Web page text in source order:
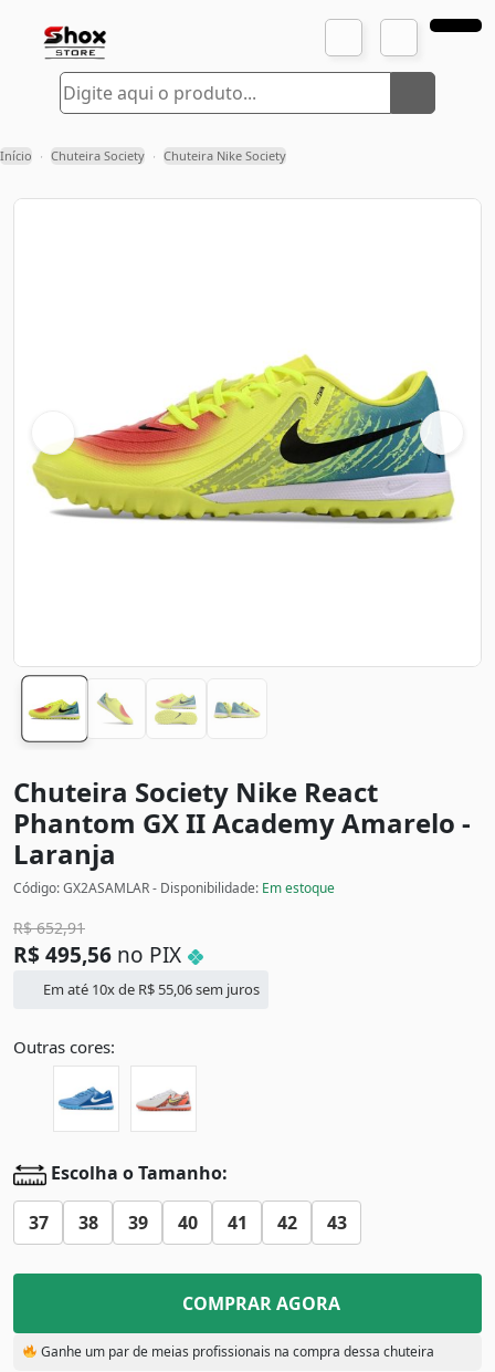
Início › Chuteira Society › Chuteira Nike Society
Chuteira Society Nike React
Phantom GX II AcademyAmarelo -
Laranja
Código: GX2ASAMLAR - Disponibilidade: Em estoque
R$652,91
R$ 495,56 no PIX
Em até 10x de R$ 55,06sem juros
Outras cores:
Escolha o Tamanho:
37 38 39 40 41 42 43
COMPRAR AGORA
Ganhe um par de meias profissionais na compra dessa chuteira